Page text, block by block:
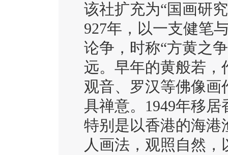
该社扩充为“国画研
927年，以一支健笔
论争，时称“方黄之
远。早年的黄般若，
观音、罗汉等佛像画
具禅意。1949年移
特别是以香港的海港
人画法，观照自然